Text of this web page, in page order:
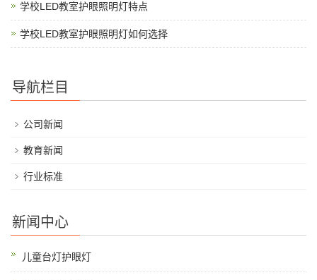
学校LED教室护眼照明灯特点
学校LED教室护眼照明灯如何选择
导航栏目
公司新闻
教育新闻
行业标准
新闻中心
儿童台灯护眼灯